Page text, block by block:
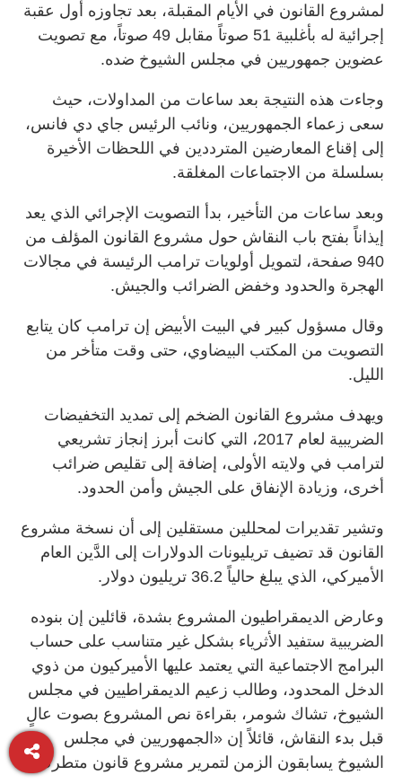
لمشروع القانون في الأيام المقبلة، بعد تجاوزه أول عقبة
إجرائية له بأغلبية 51 صوتاً مقابل 49 صوتاً، مع تصويت
عضوين جمهوريين في مجلس الشيوخ ضده.
وجاءت هذه النتيجة بعد ساعات من المداولات، حيث
سعى زعماء الجمهوريين، ونائب الرئيس جاي دي فانس،
إلى إقناع المعارضين المترددين في اللحظات الأخيرة
بسلسلة من الاجتماعات المغلقة.
وبعد ساعات من التأخير، بدأ التصويت الإجرائي الذي يعد
إيذاناً بفتح باب النقاش حول مشروع القانون المؤلف من
940 صفحة، لتمويل أولويات ترامب الرئيسة في مجالات
الهجرة والحدود وخفض الضرائب والجيش.
وقال مسؤول كبير في البيت الأبيض إن ترامب كان يتابع
التصويت من المكتب البيضاوي، حتى وقت متأخر من
الليل.
ويهدف مشروع القانون الضخم إلى تمديد التخفيضات
الضريبية لعام 2017، التي كانت أبرز إنجاز تشريعي
لترامب في ولايته الأولى، إضافة إلى تقليص ضرائب
أخرى، وزيادة الإنفاق على الجيش وأمن الحدود.
وتشير تقديرات لمحللين مستقلين إلى أن نسخة مشروع
القانون قد تضيف تريليونات الدولارات إلى الدَّين العام
الأميركي، الذي يبلغ حالياً 36.2 تريليون دولار.
وعارض الديمقراطيون المشروع بشدة، قائلين إن بنوده
الضريبية ستفيد الأثرياء بشكل غير متناسب على حساب
البرامج الاجتماعية التي يعتمد عليها الأميركيون من ذوي
الدخل المحدود، وطالب زعيم الديمقراطيين في مجلس
الشيوخ، تشاك شومر، بقراءة نص المشروع بصوت عالٍ
قبل بدء النقاش، قائلاً إن «الجمهوريين في مجلس
الشيوخ يسابقون الزمن لتمرير مشروع قانون متطرف».